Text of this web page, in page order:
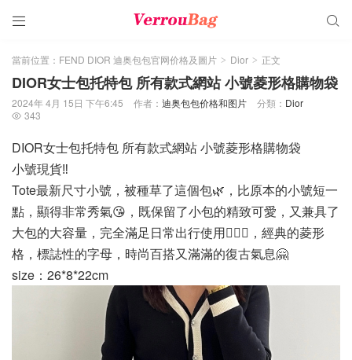
 
當前位置： FEND DIOR 迪奥包包官网价格及圖片 > Dior > 正文
DIOR女士包托特包 所有款式網站 小號菱形格購物袋
2024年 4月 15日 下午6:45 作者： 迪奥包包价格和图片 分類： Dior
 343
DIOR女士包托特包 所有款式網站 小號菱形格購物袋
小號現貨‼️
Tote最新尺寸小號，被種草了這個包🌿，比原本的小號短一
點，顯得非常秀氣😘，既保留了小包的精致可愛，又兼具了
大包的大容量，完全滿足日常出行使用🙋🏻‍♀️，經典的菱形
格，標誌性的字母，時尚百搭又滿滿的復古氣息🤗
size：26*8*22cm